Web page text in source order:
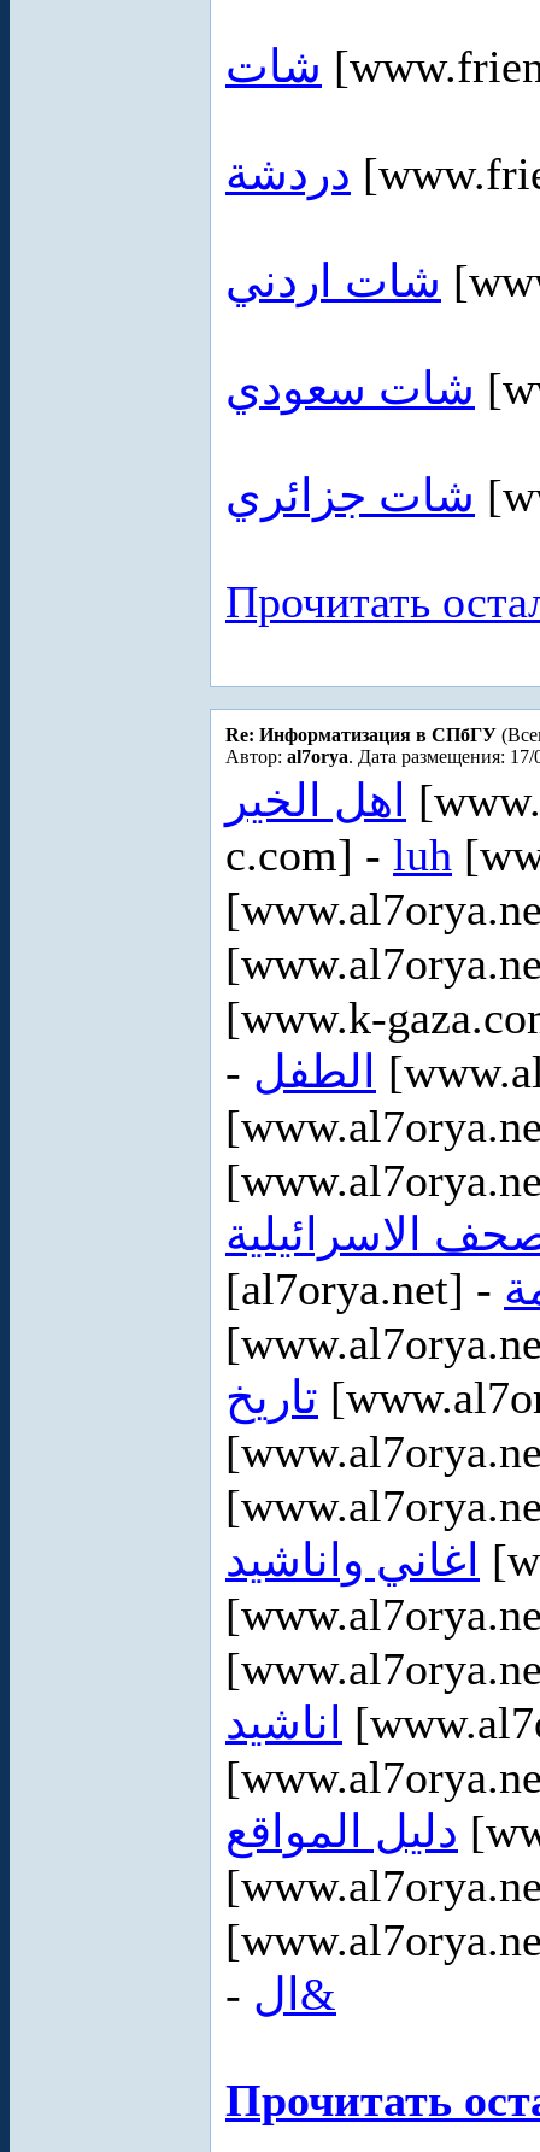
شات
دردشة
شات اردني
شات سعودي
شات جزائري
Прочитать
Re: Информатизация в СПбГУ
Автор: al7orya. Дата размещения: 17/
اهل الخير
c.com] - luh
[www.k-
- الطفل
الاسرائيلية
[al7orya.net] -
تاريخ
اغاني واناشيد
اناشيد
دليل المواقع
-
ال&
Прочитать